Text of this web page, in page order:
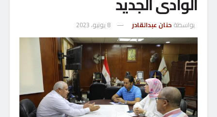
بواسطة حنان عبدالقادر 8 يونيو، 2023